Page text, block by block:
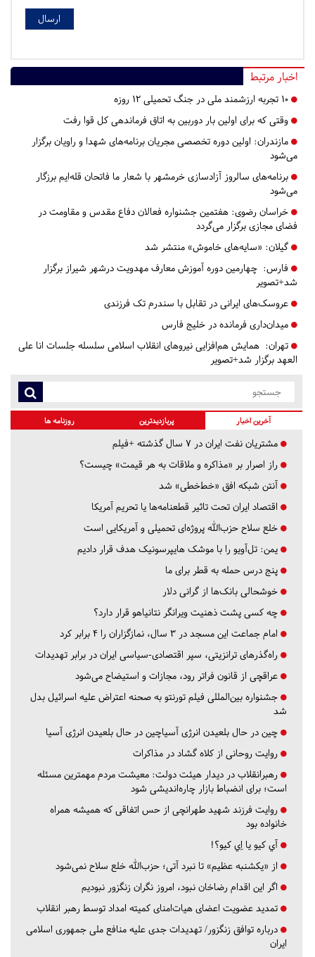
اخبار مرتبط
۱۰ تجربه ارزشمند ملی در جنگ تحمیلی ۱۲ روزه
وقتی که برای اولین بار دوربین به اتاق فرماندهی کل قوا رفت
مازندران: اولین دوره تخصصی مجریان برنامه‌های شهدا و راویان برگزار
می‌شود
برنامه‌های سالروز آزادسازی خرمشهر با شعار ما فاتحان قله‌ایم برزگار
می‌شود
خراسان رضوی: هفتمین جشنواره فعالان دفاع مقدس و مقاومت در
فضای مجازی برگزار می‌گردد
گیلان: «سایه‌های خاموش» منتشر شد
فارس: چهارمین دوره آموزش معارف مهدویت درشهر شیراز برگزار
شد+تصویر
عروسک‌های ایرانی در تقابل با سندرم تک فرزندی
میدان‌داری فرمانده در خلیج فارس
تهران: همایش هم‌افزایی نیروهای انقلاب اسلامی سلسله جلسات انا علی
العهد برگزار شد+تصویر
آخرین اخبار پربازدیدترین روزنامه ها
مشتریان نفت ایران در ۷ سال گذشته +فیلم
راز اصرار بر «مذاکره و ملاقات به هر قیمت» چیست؟
آنتن شبکه افق «خط‌خطی» شد
اقتصاد ایران تحت تاثیر قطعنامه‌ها یا تحریم‌ آمریکا
خلع سلاح حزب‌الله پروژه‌ای تحمیلی و آمریکایی است
یمن: تل‌آویو را با موشک هایپرسونیک هدف قرار دادیم
پنج درس‌ حمله به قطر برای ما
خوشحالی بانک‌ها از گرانی دلار
چه کسی پشت ذهنیت ویرانگر نتانیاهو قرار دارد؟
امام جماعت این مسجد در ۳ سال، نمازگزاران را ۴ برابر کرد
راه‌گذرهای ترانزیتی، سپر اقتصادی-سیاسی ایران در برابر تهدیدات
عراقچی از قانون فراتر رود، مجازات و استیضاح می‌شود
جشنواره بین‌المللی فیلم تورنتو به صحنه اعتراض علیه اسرائیل بدل
شد
چین در حال بلعیدن انرژی آسیاچین در حال بلعیدن انرژی آسیا
روایت روحانی از کلاه گشاد در مذاکرات
رهبرانقلاب در دیدار هیئت دولت: معیشت مردم مهمترین مسئله
است؛ برای انضباط بازار چاره‌اندیشی شود
روایت فرزند شهید طهرانچی از حس اتفاقی که همیشه همراه
خانواده بود
آي كيو يا اِي كيو؟!
از «یکشنبه عظیم» تا نبرد آتی؛ حزب‌الله خلع سلاح نمی‌شود
اگر این اقدام رضاخان نبود، امروز نگران زنگزور نبودیم
تمدید عضویت اعضای هیات‌امنای کمیته امداد توسط رهبر انقلاب
درباره توافق زنگزور/ تهدیدات جدی علیه منافع ملی جمهوری اسلامی
ایران